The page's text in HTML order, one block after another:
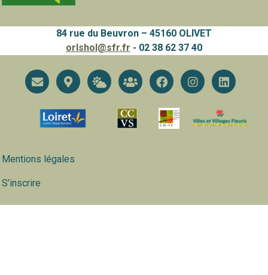
84 rue du Beuvron – 45160 OLIVET
orlshol@sfr.fr - 02 38 62 37 40
Mentions légales
S’inscrire